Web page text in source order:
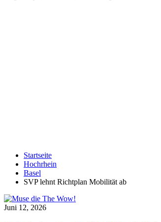
Startseite
Hochrhein
Basel
SVP lehnt Richtplan Mobilität ab
Juni 12, 2026